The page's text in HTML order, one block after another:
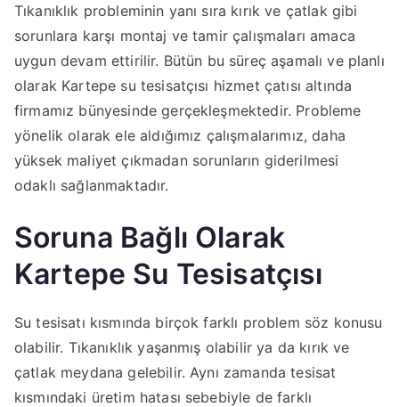
Tıkanıklık probleminin yanı sıra kırık ve çatlak gibi
sorunlara karşı montaj ve tamir çalışmaları amaca
uygun devam ettirilir. Bütün bu süreç aşamalı ve planlı
olarak Kartepe su tesisatçısı hizmet çatısı altında
firmamız bünyesinde gerçekleşmektedir. Probleme
yönelik olarak ele aldığımız çalışmalarımız, daha
yüksek maliyet çıkmadan sorunların giderilmesi
odaklı sağlanmaktadır.
Soruna Bağlı Olarak
Kartepe Su Tesisatçısı
Su tesisatı kısmında birçok farklı problem söz konusu
olabilir. Tıkanıklık yaşanmış olabilir ya da kırık ve
çatlak meydana gelebilir. Aynı zamanda tesisat
kısmındaki üretim hatası sebebiyle de farklı